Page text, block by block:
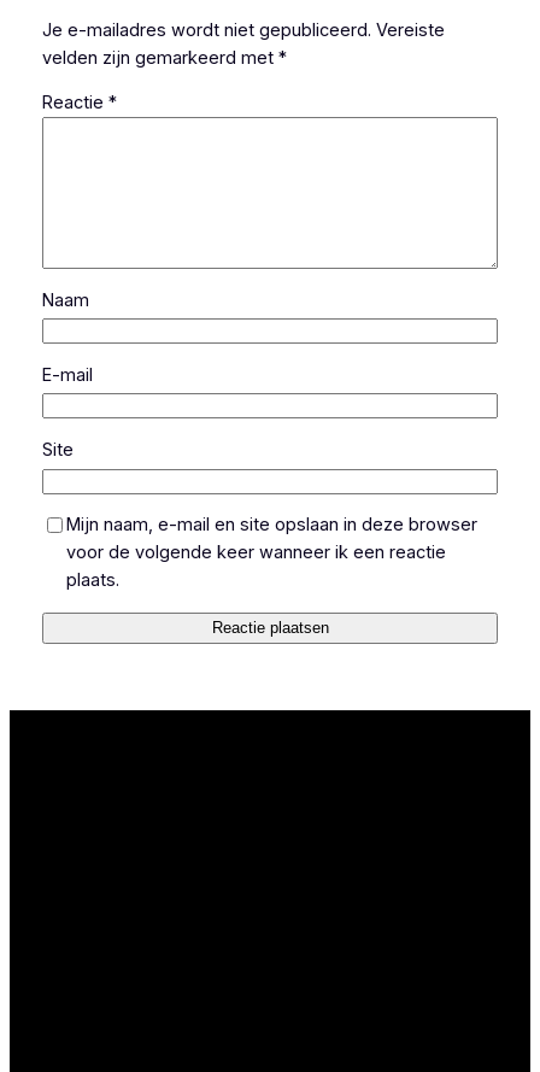
Je e-mailadres wordt niet gepubliceerd. Vereiste
velden zijn gemarkeerd met *
Reactie *
Naam
E-mail
Site
Mijn naam, e-mail en site opslaan in deze browser
voor de volgende keer wanneer ik een reactie
plaats.